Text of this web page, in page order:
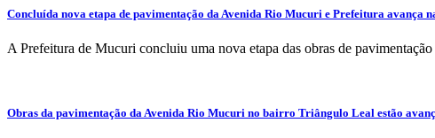
Concluída nova etapa de pavimentação da Avenida Rio Mucuri e Prefeitura
A Prefeitura de Mucuri concluiu uma nova etapa das obras de
Obras da pavimentação da Avenida Rio Mucuri no bairro Triângulo Leal estão